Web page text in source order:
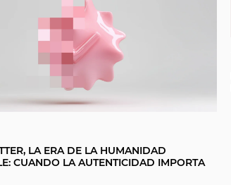
LA ERA DE LA HUMANIDAD
CUANDO LA AUTENTICIDAD IMPORTA